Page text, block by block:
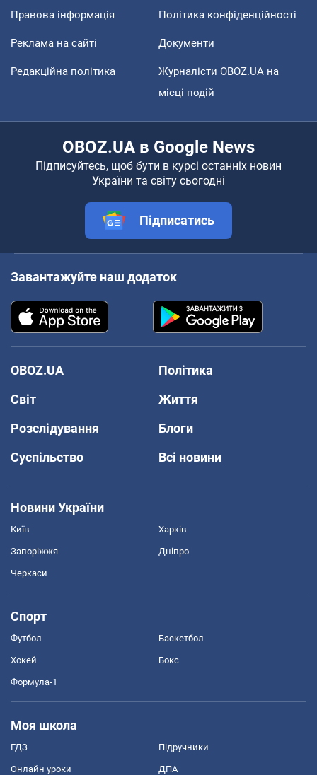
Правова інформація Політика конфіденційності
Реклама на сайті Документи
Редакційна політика
Журналісти OBOZ.UA на
місці подій
OBOZ.UA в Google News
Підписуйтесь, щоб бути в курсі останніх новин
України та світу сьогодні
Підписатись
Завантажуйте наш додаток
OBOZ.UA
Політика
Світ
Життя
Розслідування
Блоги
Суспільство
Всі новини
Новини України
Київ Харків
Запоріжжя Дніпро
Черкаси
Спорт
Футбол Баскетбол
Хокей Бокс
Формула-1
Моя школа
ГДЗ Підручники
Онлайн уроки ДПА